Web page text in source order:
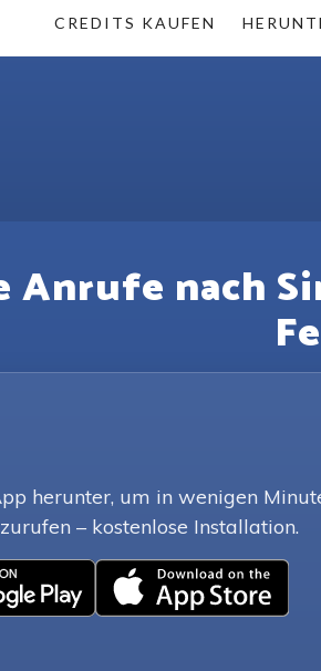
CREDITS KAUFEN
Anrufe nach
herunter, um in wenigen
– kostenlose Installation.